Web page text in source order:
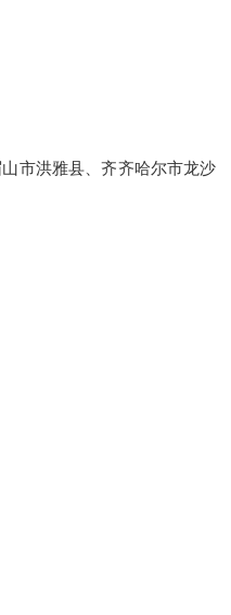
市洪雅县、齐齐哈尔市龙沙